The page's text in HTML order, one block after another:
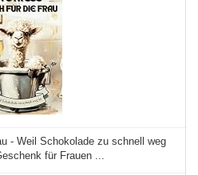
- Weil Schokolade zu schnell weg
für Frauen ...